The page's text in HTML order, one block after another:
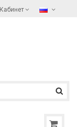
Кабинет